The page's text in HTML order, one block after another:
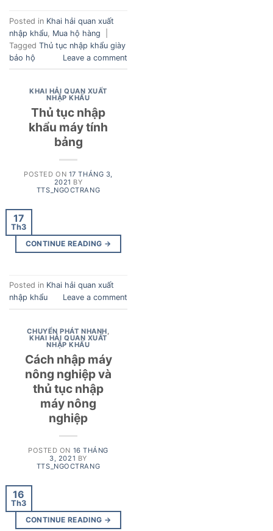
Posted in Khai hải quan xuất
nhập khẩu Mua hộ hàng
Tagged Thủ tục nhập khẩu giày
bảo hộ
Leave a comment
KHAI HẢI QUAN XUẤT
NHẬP KHẨU
Thủ tục nhập
khẩu máy tính
bảng
POSTED ON 17 THÁNG 3,
2021 BY
TTS_NGOCTRANG
17
Th3
CONTINUE READING →
Posted in Khai hải quan xuất
nhập khẩu
Leave a comment
CHUYỂN PHÁT NHANH,
KHAI HẢI QUAN XUẤT
NHẬP KHẨU
Cách nhập máy
nông nghiệp và
thủ tục nhập
máy nông
nghiệp
POSTED ON 16 THÁNG
3, 2021 BY
TTS_NGOCTRANG
16
Th3
CONTINUE READING →